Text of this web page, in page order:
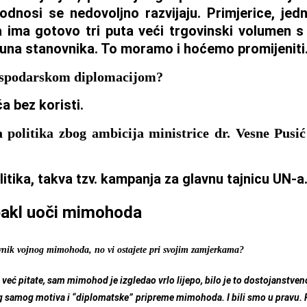
se nedovoljno razvijaju. Primjerice,
ima gotovo tri puta veći trgovinski volumen s
stanovnika. To moramo i hoćemo
diplomacijom?
bez koristi.
zbog ambicija ministrice dr. Vesne
takva tzv. kampanja za glavnu tajnicu UN-a.
uoči mimohoda
vojnog mimohoda, no vi ostajete pri svojim zamjerkama?
već pitate, sam mimohod je izgledao vrlo lijepo, bilo je to
motiva i “diplomatske” pripreme mimohoda. I bili smo u pravu.